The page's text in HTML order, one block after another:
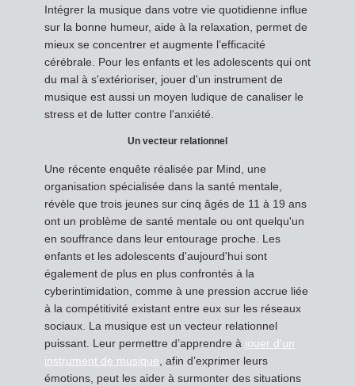
Intégrer la musique dans votre vie quotidienne influe
sur la bonne humeur, aide à la relaxation, permet de
mieux se concentrer et augmente l’efficacité
cérébrale. Pour les enfants et les adolescents qui ont
du mal à s'extérioriser, jouer d'un instrument de
musique est aussi un moyen ludique de canaliser le
stress et de lutter contre l'anxiété.
Un vecteur relationnel
Une récente enquête réalisée par Mind, une
organisation spécialisée dans la santé mentale,
révèle que trois jeunes sur cinq âgés de 11 à 19 ans
ont un problème de santé mentale ou ont quelqu'un
en souffrance dans leur entourage proche. Les
enfants et les adolescents d'aujourd'hui sont
également de plus en plus confrontés à la
cyberintimidation, comme à une pression accrue liée
à la compétitivité existant entre eux sur les réseaux
sociaux. La musique est un vecteur relationnel
puissant. Leur permettre d’apprendre à jouer d'un
instrument de musique , afin d’exprimer leurs
émotions, peut les aider à surmonter des situations